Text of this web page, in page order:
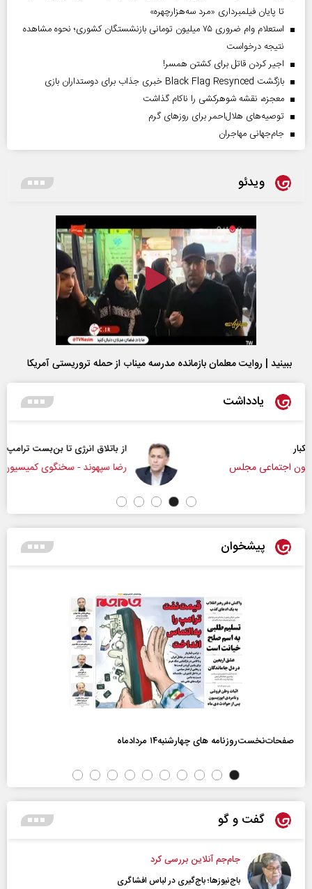
تا پایان فیلمبرداری «مرد سه‌هزارچهره»
استعلام وام ضروری ۷۵ میلیون تومانی بازنشستگان کشوری؛ نحوه مشاهده
نتیجه درخواست
اجیر کردن قاتل برای کشتن همسر!
بازگشت Black Flag Resynced خبری جذاب برای دوستداران بازی
معجزه، نقشه شوهرکشی را ناکام گذاشت
توصیه‌های هلال‌احمر برای روز‌های گرم
جام‌جهانی مهاجران
ویدئو
ببینید | روایت معلمان بازمانده مدرسه میناب از حمله تروریستی آمریکا
یادداشت
از باتلاق انرژی تا بن‌بست ترامپ
رضا سپهوند - سخنگوی کمیسیون انرژی مجلس
پیشخوان
صفحات‌نخست‌روزنامه ها‌ی چهارشنبه‌۱۴ مردادماه
گفت و گو
جام‌جم آنلاین بررسی کرد
باج‌نیوزها؛ باج‌گیری در لباس افشاگری